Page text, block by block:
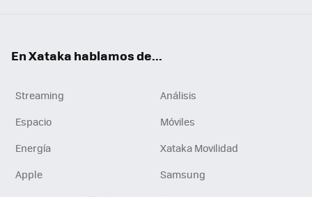
En Xataka hablamos de...
Streaming
Análisis
Espacio
Móviles
Energía
Xataka Movilidad
Apple
Samsung